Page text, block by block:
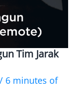
Tim Jarak
/ 6 minutes of